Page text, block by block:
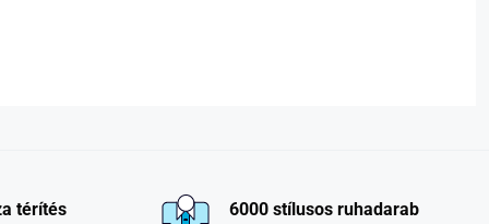
térítés 6000 stílusos ruhadarab